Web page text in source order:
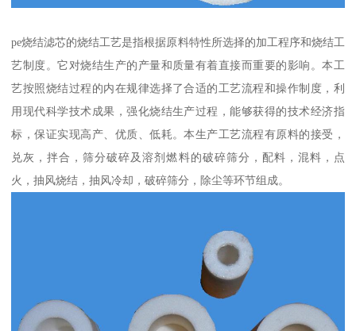
pe烧结滤芯的烧结工艺是指根据原料特性所选择的加工程序和烧结工
艺制度。它对烧结生产的产量和质量有着直接而重要的影响。本工
艺按照烧结过程的内在规律选择了合适的工艺流程和操作制度，利
用现代科学技术成果，强化烧结生产过程，能够获得的技术经济指
标，保证实现高产、优质、低耗。本生产工艺流程有原料的接受，
兑灰，拌合，筛分破碎及溶剂燃料的破碎筛分，配料，混料，点
火，抽风烧结，抽风冷却，破碎筛分，除尘等环节组成。